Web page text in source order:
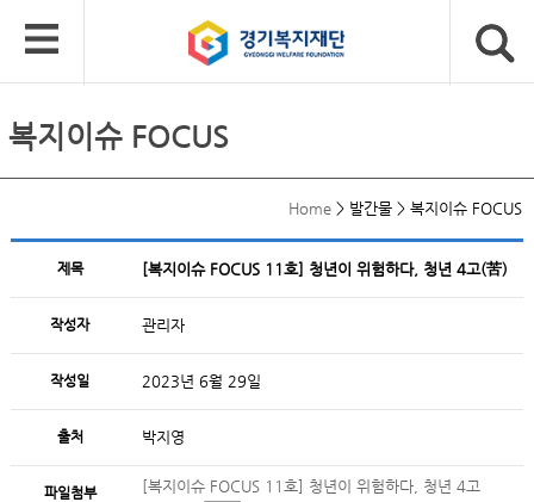
복지이슈 FOCUS
Home > 발간물 > 복지이슈 FOCUS
제목 [복지이슈 FOCUS 11호] 청년이 위험하다, 청년 4고(苦)
작성자 관리자
작성일 2023년 6월 29일
출처 박지영
파일첨부
[복지이슈 FOCUS 11호] 청년이 위험하다, 청년 4고